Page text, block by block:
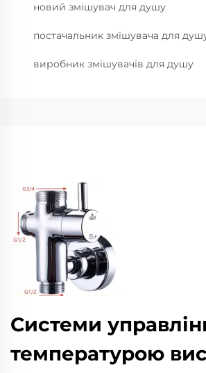
новий змішувач для душу
постачальник змішувача для
виробник змішувачів для душу
Системи
температурою